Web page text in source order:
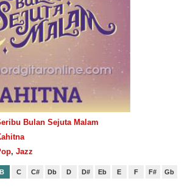
Bulan Sejuta Malam
, Jazz
B C C# Db D D# Eb E F F# Gb